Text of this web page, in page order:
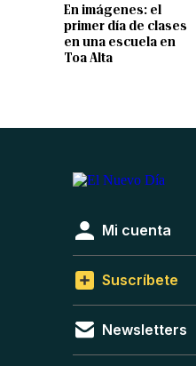
En imágenes: el
primer día de clases
en una escuela en
Toa Alta
Mi cuenta
Suscríbete
Newsletters